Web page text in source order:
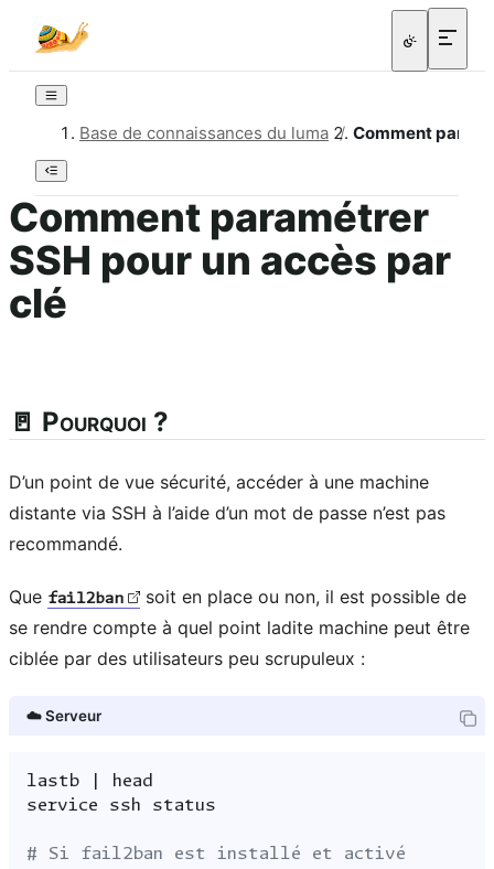
Base de connaissances du luma / Comment
Comment paramétrer
SSH pour un accès par
clé
🚪 Pourquoi ?
D’un point de vue sécurité, accéder à une machine
distante via SSH à l’aide d’un mot de passe n’est pas
recommandé.
Que fail2ban
soit en place ou non, il est possible de
se rendre compte à quel point ladite machine peut être
ciblée par des utilisateurs peu scrupuleux :
☁️ Serveur
lastb
service
ssh
# Si fail2ban est installé et activé